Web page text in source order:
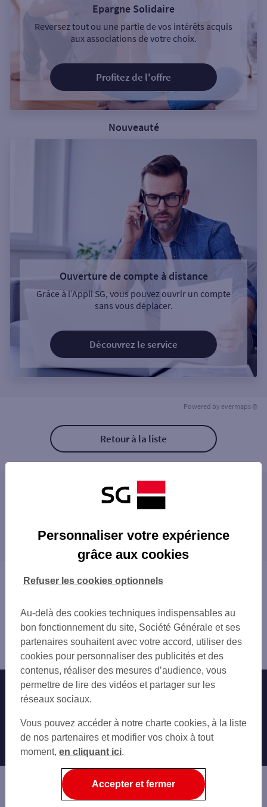
Epargne Solidaire
Reversez tout ou une partie de vos intérêts acquis
aux associations de votre choix.
Profitez de l'offre
Nouveauté
Ouverture de compte à distance
Grâce à l’Appli SG, vous pouvez ouvrir un compte
sans vous déplacer.
Découvrez le service
Powered by evermaps ©
Retour à la liste
Les distributeurs/automates à proximité
PARIS ORNANO
PARIS 115 T RUE ORDENER
PARIS MARCADET
PARIS 95 RUE CAULAINCOURT
MARCHE PAUL BERT ST OUEN
PARIS LA CHAPELLE
PARIS ROCHECHOUART
PARIS 7 BD BARBES
HOPITAL BICHAT
PARIS 13 RUE DES ABBESSES
PARIS 27 RUE LEPIC
PARIS 86 AV DE SAINT OUEN
PARIS BARBES ESPACE 150
SAINT OUEN GARIBALDI
proximité
AUBERVILLIERS
LE PRÉ-SAINT-GERVAIS
LEVALLOIS-PERRET
SAINT-DENIS
VILLENEUVE-LA-GARENNE
LA COURNEUVE
PANTIN
LES LILAS
ASNIÈRES-SUR-SEINE
GENNEVILLIERS
NEUILLY-SUR-SEINE
BAGNOLET
BOIS-COLOMBES
ROMAINVILLE
COURBEVOIE
Vous êtes ici : Accueil
Paris 18ème
Distributeur/automate PARIS 50 BD ORNANO
Nos engagements Nous contacter
Autres sites SG
Professionnels
Entreprises
Associations
Banque privée
Personnaliser votre expérience
grâce aux cookies
Au-delà des cookies techniques indispensables au
bon fonctionnement du site, Société Générale et ses
partenaires souhaitent avec votre accord, utiliser des
cookies pour personnaliser des publicités et des
contenus, réaliser des mesures d’audience, vous
permettre de lire des vidéos et partager sur les
réseaux sociaux.
Vous pouvez accéder à notre charte cookies, à la liste
de nos partenaires et modifier vos choix à tout
moment, en cliquant ici.
Refuser les cookies optionnels
Accepter et fermer